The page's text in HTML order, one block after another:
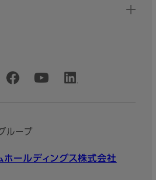
ウント
ループ
ホールディングス株式会社